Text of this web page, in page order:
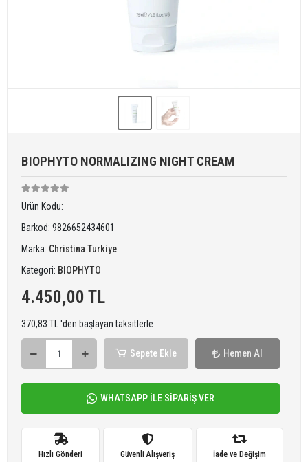
BIOPHYTO NORMALIZING NIGHT CREAM
Ürün Kodu:
Barkod: 9826652434601
Marka: Christina Turkiye
Kategori: BIOPHYTO
4.450,00 TL
370,83 TL 'den başlayan taksitlerle
Sepete Ekle Hemen Al
WHATSAPP İLE SİPARİŞ VER
Hızlı Gönderi Güvenli Alışveriş İade ve Değişim